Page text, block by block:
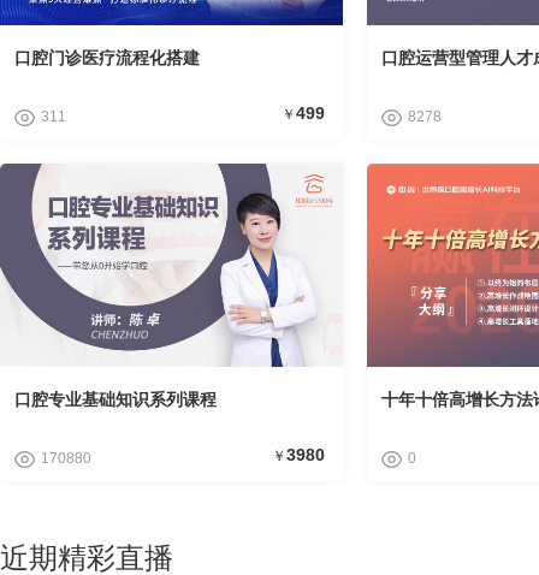
口腔门诊医疗流程化搭建
311 ￥ 499
口腔运营型管理人才
8278
口腔专业基础知识系列课程
170880 ￥ 3980
十年十倍高增长方法
0
近期精彩直播